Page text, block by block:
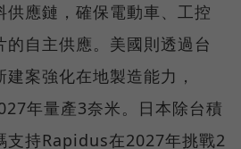
供應鏈，確保電動車、工控
的自主供應。美國則透過台
案強化在地製造能力，
年量產3奈米。日本除台積
支持Rapidus在2027年挑戰2